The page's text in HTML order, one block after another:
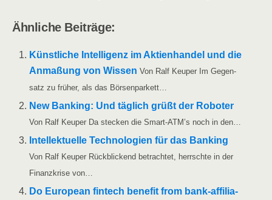
Ähn­li­che Beiträge:
Künst­li­che Intel­li­genz im Akti­en­han­del und die
Anma­ßung von Wis­sen Von Ralf Keu­per Im Gegen­
satz zu frü­her, als das Börsenparkett…
New Ban­king: Und täg­lich grüßt der Robo­ter
Von Ralf Keu­per Da ste­cken die Smart-ATM’s noch in den…
Intel­lek­tu­el­le Tech­no­lo­gien für das Ban­king
Von Ralf Keu­per Rück­bli­ckend betrach­tet, herrsch­te in der
Finanz­kri­se von…
Do Euro­pean fin­tech bene­fit from bank-affi­­lia­­